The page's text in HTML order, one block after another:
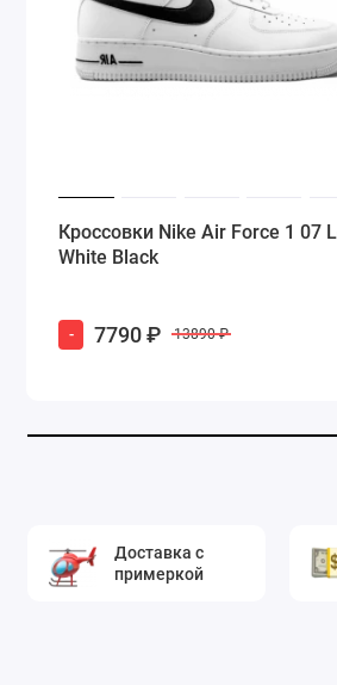
Кроссовки Nike Air Force 1 07
White Black
- 7790 ₽ 13890 ₽
Доставка с
примеркой